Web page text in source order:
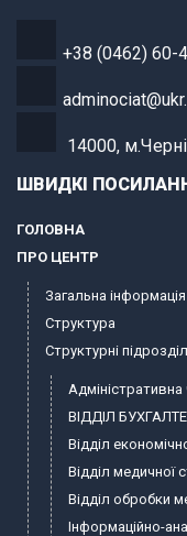
+38 (0462) 60-
14000,
ШВИДКІ
ГОЛОВНА
ПРО ЦЕНТР
Загальна інформація
Структура
Структурні
Адміністративна
ВІДДІЛ
Відділ
Відділ медичної
Відділ обробки
Інформаційно-